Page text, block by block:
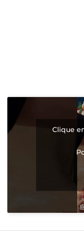
Clique